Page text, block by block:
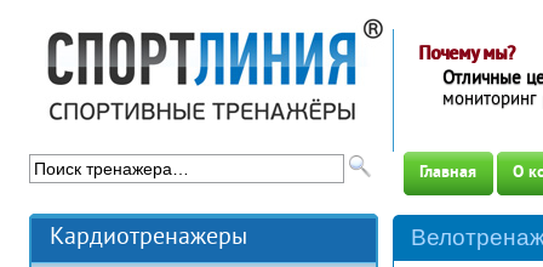
Кардиотренажеры
Почему мы?
Отличные
Главная О